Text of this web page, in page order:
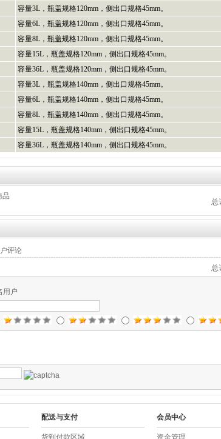
容量3L，瓶盖规格120mm，侧出口规格45mm。
容量6L，瓶盖规格120mm，侧出口规格45mm。
容量8L，瓶盖规格120mm，侧出口规格45mm。
容量15L，瓶盖规格120mm，侧出口规格45mm。
容量36L，瓶盖规格120mm，侧出口规格45mm。
容量3L，瓶盖规格140mm，侧出口规格45mm。
容量6L，瓶盖规格140mm，侧出口规格45mm。
容量8L，瓶盖规格140mm，侧出口规格45mm。
容量15L，瓶盖规格140mm，侧出口规格45mm。
容量36L，瓶盖规格140mm，侧出口规格45mm。
品
总
评论
总
用户
配送与支付
货到付款区域
会员中心
资金管理